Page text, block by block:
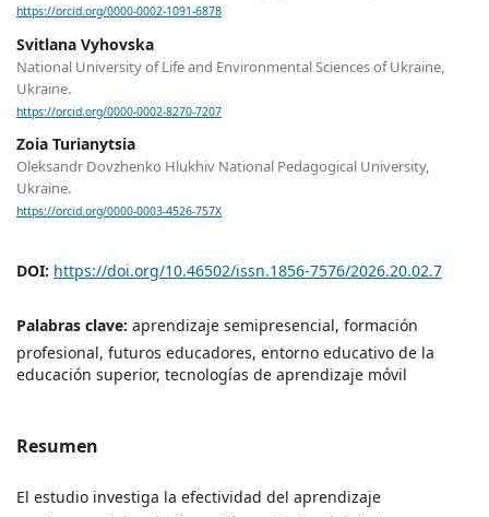
https://orcid.org/0000-0002-1091-6878
Svitlana Vyhovska
National University of Life and Environmental Sciences of Ukraine,
Ukraine.
https://orcid.org/0000-0002-8270-7207
Zoia Turianytsia
Oleksandr Dovzhenko Hlukhiv National Pedagogical University,
Ukraine.
https://orcid.org/0000-0003-4526-757X
DOI: https://doi.org/10.46502/issn.1856-7576/2026.20.02.7
Palabras clave: aprendizaje semipresencial, formación
profesional, futuros educadores, entorno educativo de la
educación superior, tecnologías de aprendizaje móvil
Resumen
El estudio investiga la efectividad del aprendizaje